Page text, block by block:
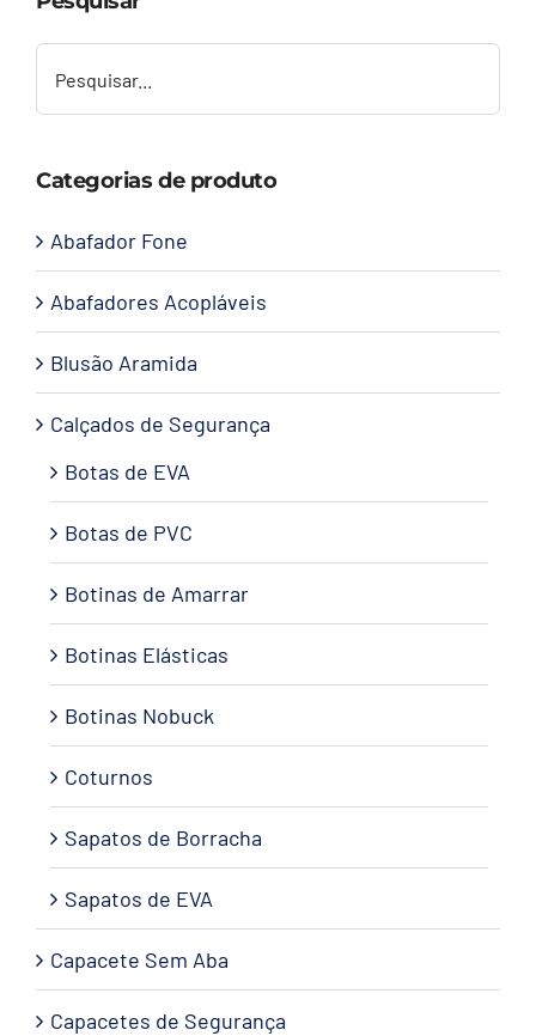
Contato
Categorias de produto
Abafador Fone
Abafadores Acopláveis
Blusão Aramida
Calçados de Segurança
Botas de EVA
Botas de PVC
Botinas de Amarrar
Botinas Elásticas
Botinas Nobuck
Coturnos
Sapatos de Borracha
Sapatos de EVA
Capacete Sem Aba
Capacetes de Segurança